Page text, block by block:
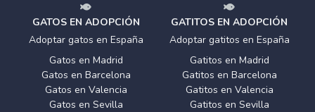
GATOS EN ADOPCIÓN
Adoptar gatos en España
Gatos en Madrid
Gatos en Barcelona
Gatos en Valencia
Gatos en Sevilla
GATITOS EN ADOPCIÓN
Adoptar gatitos en España
Gatitos en Madrid
Gatitos en Barcelona
Gatitos en Valencia
Gatitos en Sevilla